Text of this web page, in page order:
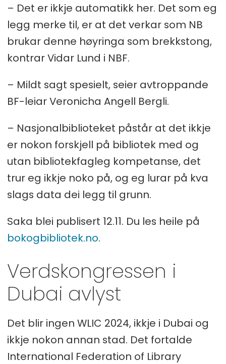
– Det er ikkje automatikk her. Det som eg
legg merke til, er at det verkar som NB
brukar denne høyringa som brekkstong,
kontrar Vidar Lund i NBF.
– Mildt sagt spesielt, seier avtroppande
BF-leiar Veronicha Angell Bergli.
– Nasjonalbiblioteket påstår at det ikkje
er nokon forskjell på bibliotek med og
utan bibliotekfagleg kompetanse, det
trur eg ikkje noko på, og eg lurar på kva
slags data dei legg til grunn.
Saka blei publisert 12.11. Du les heile på
bokogbibliotek.no.
Verdskongressen i
Dubai avlyst
Det blir ingen WLIC 2024, ikkje i Dubai og
ikkje nokon annan stad. Det fortalde
International Federation of Library